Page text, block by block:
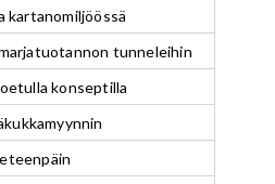
kartanomiljöössä
tunneleihin
konseptilla